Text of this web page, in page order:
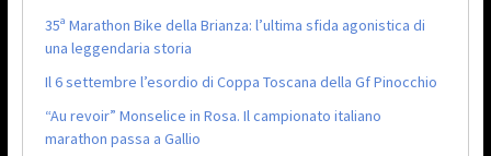
35ª Marathon Bike della Brianza: l’ultima sfida agonistica di
una leggendaria storia
Il 6 settembre l’esordio di Coppa Toscana della Gf Pinocchio
“Au revoir” Monselice in Rosa. Il campionato italiano
marathon passa a Gallio